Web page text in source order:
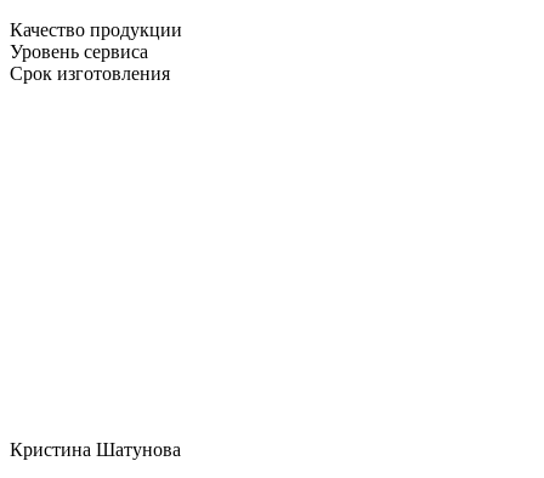
Качество продукции
Уровень сервиса
Срок изготовления
Кристина Шатунова